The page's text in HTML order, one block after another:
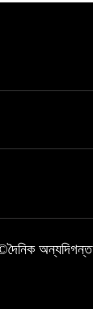
অন্যদিগন্ত